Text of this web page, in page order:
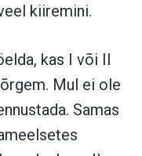
kiiremini.
kas I või II
Mul ei ole
Samas